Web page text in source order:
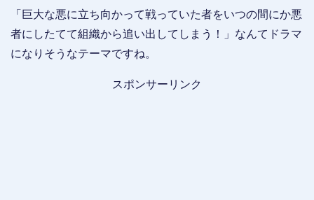
「巨大な悪に立ち向かって戦っていた者をいつの間にか悪
者にしたてて組織から追い出してしまう！」なんてドラマ
になりそうなテーマですね。
スポンサーリンク